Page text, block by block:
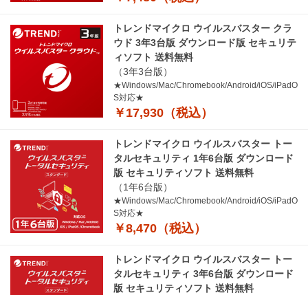
トレンドマイクロ ウイルスバスター クラ
ウド 3年3台版 ダウンロード版 セキュリテ
ィソフト 送料無料
（3年3台版）
★Windows/Mac/Chromebook/Android/iOS/iPadO
S対応★
￥17,930（税込）
トレンドマイクロ ウイルスバスター トー
タルセキュリティ 1年6台版 ダウンロード
版 セキュリティソフト 送料無料
（1年6台版）
★Windows/Mac/Chromebook/Android/iOS/iPadO
S対応★
￥8,470（税込）
トレンドマイクロ ウイルスバスター トー
タルセキュリティ 3年6台版 ダウンロード
版 セキュリティソフト 送料無料